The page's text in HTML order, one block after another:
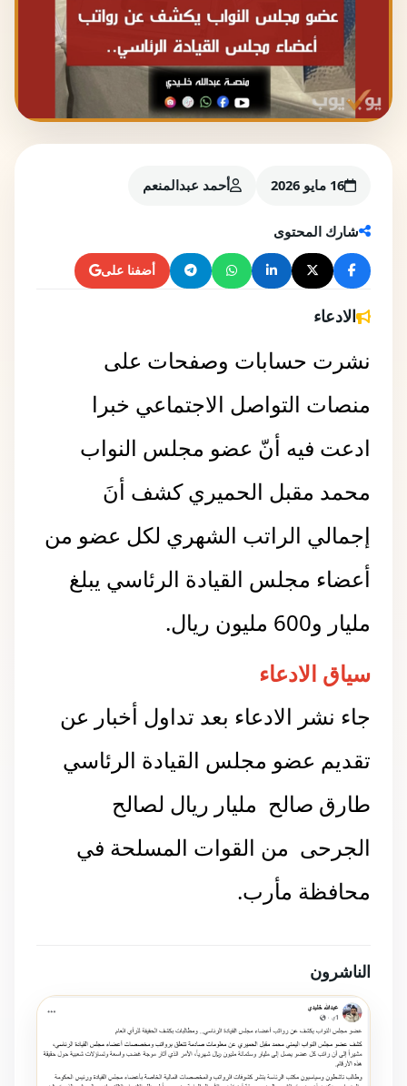
16 مايو 2026 أحمد عبدالمنعم
شارك المحتوى
أضفنا على
الادعاء
نشرت حسابات وصفحات على
منصات التواصل الاجتماعي خبرا
ادعت فيه أنّ عضو مجلس النواب
محمد مقبل الحميري كشف أنَ
إجمالي الراتب الشهري لكل عضو من
أعضاء مجلس القيادة الرئاسي يبلغ
مليار و600 مليون ريال.
سياق الادعاء
جاء نشر الادعاء بعد تداول أخبار عن
تقديم عضو مجلس القيادة الرئاسي
طارق صالح مليار ريال لصالح
الجرحى من القوات المسلحة في
محافظة مأرب.
الناشرون